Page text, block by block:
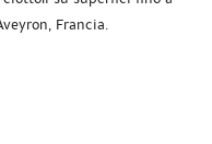
Francia.